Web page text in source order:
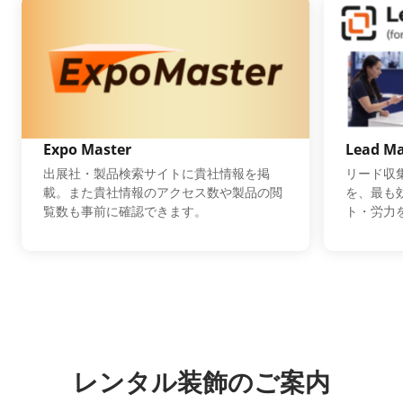
Expo Master
出展社・製品検索サイトに貴社情報を掲
載。また貴社情報のアクセス数や製品の閲
覧数も事前に確認できます。
Lead
リード収
を、最も
ト・労力
レンタル装飾のご案内